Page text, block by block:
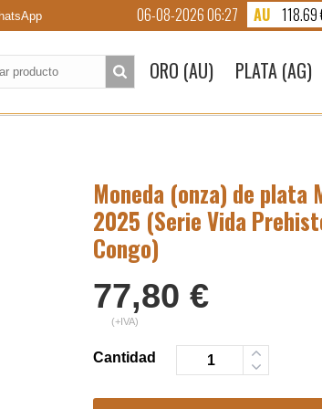
06-08-2026 06:27 AU 118.69
ORO (AU) PLATA (AG)
Moneda (onza) de plata
2025 (Serie Vida
Congo)
77,80€
(+IVA)
Cantidad